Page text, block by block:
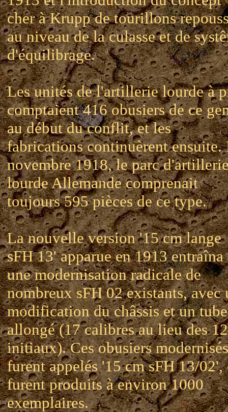
cher à Krupp de tourillons
au niveau de la culasse et de
d'équilibrage.
Les unités de l'artillerie lourde à
comptaient 416 obusiers de ce
au début du conflit, et les
fabrications continuèrent ensuite.
novembre 1918, le parc
lourde Allemande comprenait
toujours 595 pièces de ce type.
La nouvelle version '15 cm lange
sFH 13' apparue en 1913 entraîna
une modernisation radicale de
nombreux sFH 02 existants, avec
modification du châssis et un tube
allongé (17 calibres au lieu des 12
initiaux). Ces obusiers modernisés
furent appelés '15 cm sFH 13/02',
furent produits à environ 1000
exemplaires.